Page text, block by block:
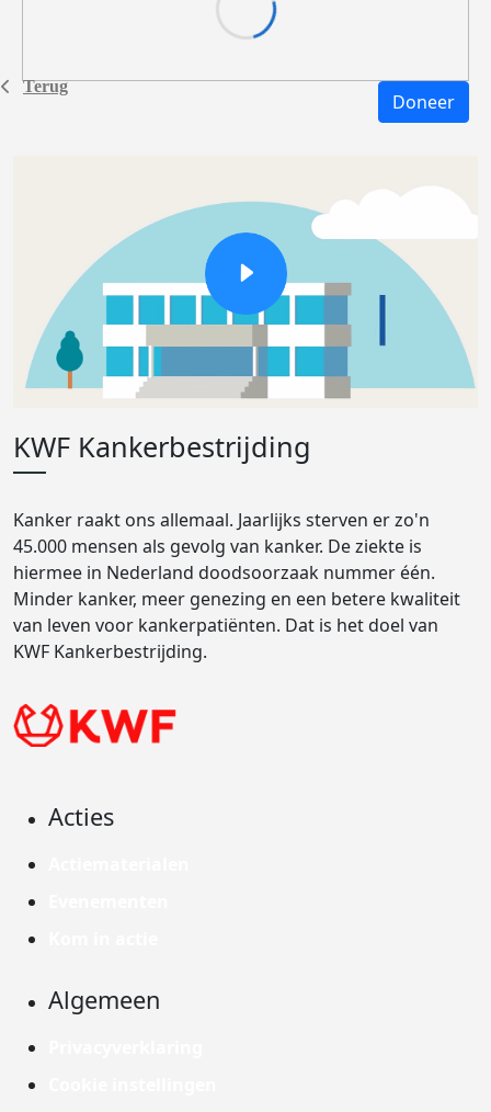
Terug
Doneer
KWF Kankerbestrijding
Kanker raakt ons allemaal. Jaarlijks sterven er zo'n
45.000 mensen als gevolg van kanker. De ziekte is
hiermee in Nederland doodsoorzaak nummer één.
Minder kanker, meer genezing en een betere kwaliteit
van leven voor kankerpatiënten. Dat is het doel van
KWF Kankerbestrijding.
Acties
Algemeen